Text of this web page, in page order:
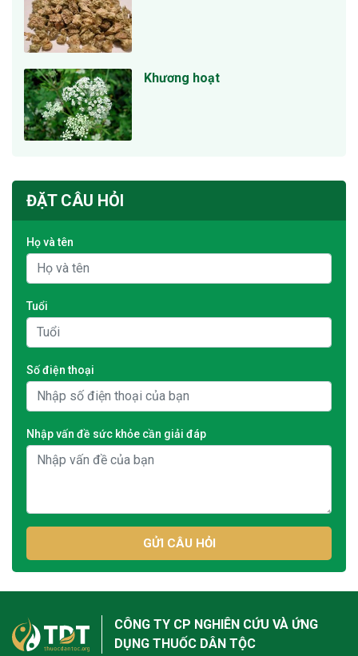
Khương hoạt
ĐẶT CÂU HỎI
Họ và tên
Tuổi
Số điện thoại
Nhập vấn đề sức khỏe cần giải đáp
GỬI CÂU HỎI
CÔNG TY CP NGHIÊN CỨU VÀ ỨNG
DỤNG THUỐC DÂN TỘC